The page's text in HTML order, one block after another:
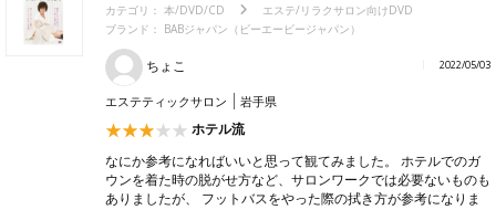
カテゴリ： 本/DVD/CD
エステ/リラクサロン向けDVD
ブランド： BABジャパン（ビーエービージャパン）
ちょこ 2022/05/03
エステティックサロン 岩手県
ホテル流
なにか参考になればいいと思って観てみました。 ホテルでのガ
ウンを着た時の脱がせ方など、サロンワークでは必要ないものも
ありましたが、 フットバスをやった際の拭き方が参考になりま